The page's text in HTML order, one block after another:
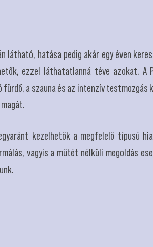
hatása pedig akár egy éven
ezzel láthatatlanná téve azokat. A
a szauna és az intenzív testmozgás
kezelhetők a megfelelő típusú
vagyis a műtét nélküli megoldás